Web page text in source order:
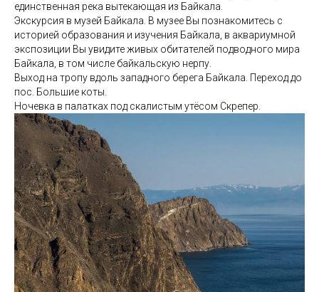
единственная река вытекающая из Байкала.
Экскурсия в музей Байкала. В музее Вы познакомитесь с
историей образования и изучения Байкала, в аквариумной
экспозиции Вы увидите живых обитателей подводного мира
Байкала, в том числе байкальскую нерпу.
Выход на тропу вдоль западного берега Байкала. Переход до
пос. Большие коты.
Ночевка в палатках под скалистым утёсом Скрепер.